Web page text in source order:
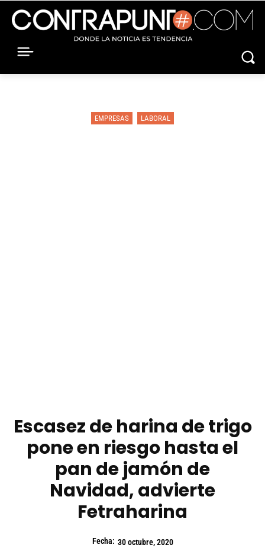
EMPRESAS LABORAL
Escasez de harina de trigo
pone en riesgo hasta el
pan de jamón de
Navidad, advierte
Fetraharina
Fecha: 30 octubre, 2020